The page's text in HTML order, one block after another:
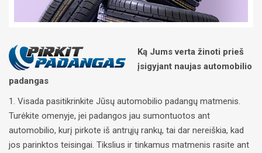
Ką Jums verta žinoti prieš
įsigyjant naujas automobilio
padangas
1. Visada pasitikrinkite Jūsų automobilio padangų matmenis.
Turėkite omenyje, jei padangos jau sumontuotos ant
automobilio, kurį pirkote iš antrųjų rankų, tai dar nereiškia, kad
jos parinktos teisingai. Tikslius ir tinkamus matmenis rasite ant